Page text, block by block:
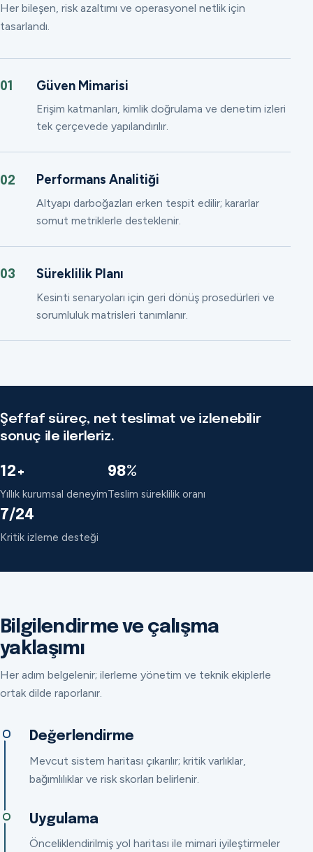
Her bileşen, risk azaltımı ve operasyonel netlik için
tasarlandı.
01 Güven Mimarisi
Erişim katmanları, kimlik doğrulama ve denetim izleri
tek çerçevede yapılandırılır.
02 Performans Analitiği
Altyapı darboğazları erken tespit edilir; kararlar
somut metriklerle desteklenir.
03 Süreklilik Planı
Kesinti senaryoları için geri dönüş prosedürleri ve
sorumluluk matrisleri tanımlanır.
Şeffaf süreç, net teslimat ve izlenebilir
sonuç ile ilerleriz.
12+
Yıllık kurumsal deneyim
98%
Teslim süreklilik oranı
7/24
Kritik izleme desteği
Bilgilendirme ve çalışma
yaklaşımı
Her adım belgelenir; ilerleme yönetim ve teknik ekiplerle
ortak dilde raporlanır.
Değerlendirme
Mevcut sistem haritası çıkarılır; kritik varlıklar,
bağımlılıklar ve risk skorları belirlenir.
Uygulama
Önceliklendirilmiş yol haritası ile mimari iyileştirmeler